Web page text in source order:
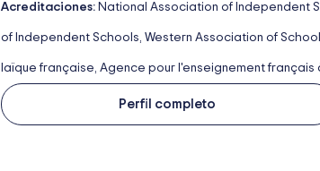
Acreditaciones: National Association of Independent
of Independent Schools, Western Association of
laïque française, Agence pour l'enseignement
Perfil completo